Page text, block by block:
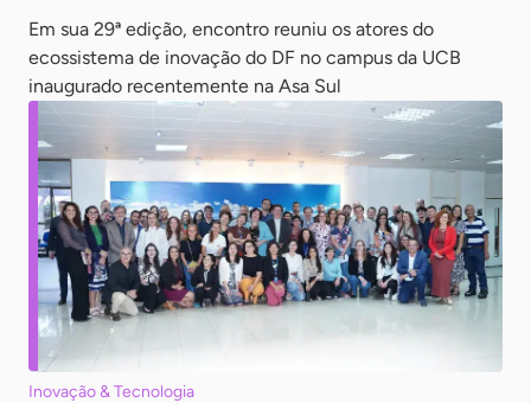
Em sua 29ª edição, encontro reuniu os atores do
ecossistema de inovação do DF no campus da UCB
inaugurado recentemente na Asa Sul
Inovação & Tecnologia